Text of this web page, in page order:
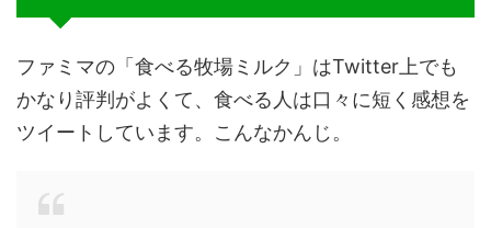
ファミマの「食べる牧場ミルク」はTwitter上でも
かなり評判がよくて、食べる人は口々に短く感想を
ツイートしています。こんなかんじ。